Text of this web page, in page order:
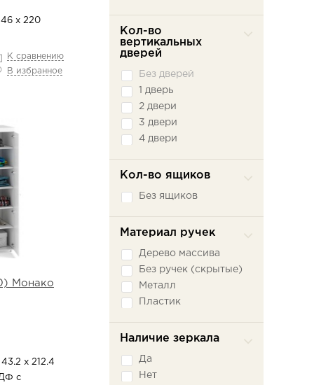
х 220
К сравнению
В избранное
Монако
х 212.4
с
Эмили Блаш
Ясень Светлый
Ясень Темный
Кол-во
вертикальных
дверей
Без дверей
1 дверь
2 двери
3 двери
4 двери
Кол-во ящиков
Без ящиков
Материал ручек
Дерево массива
Без ручек (скрытые)
Металл
Пластик
Наличие зеркала
Да
Нет